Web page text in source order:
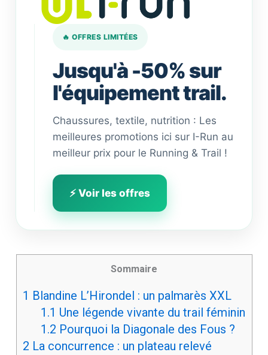
🔥 OFFRES LIMITÉES
Jusqu'à -50% sur
l'équipement trail.
Chaussures, textile, nutrition : Les
meilleures promotions ici sur I-Run au
meilleur prix pour le Running & Trail !
⚡ Voir les offres
Sommaire
1 Blandine L’Hirondel : un palmarès XXL
1.1 Une légende vivante du trail féminin
1.2 Pourquoi la Diagonale des Fous ?
2 La concurrence : un plateau relevé